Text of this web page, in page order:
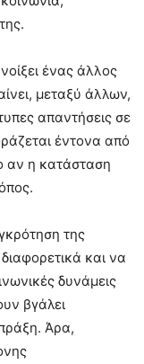
ένας άλλος
μεταξύ άλλων,
απαντήσεις σε
έντονα από
αν η κατάσταση
της
και να
δυνάμεις
βγάλει
Άρα,